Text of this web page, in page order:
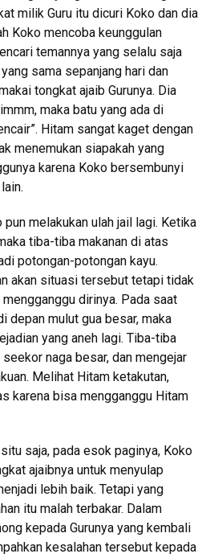
milik Guru itu dicuri Koko dan dia
Koko mencoba keunggulan
temannya yang selalu saja
sama sepanjang hari dan
tongkat ajaib Gurunya. Dia
maka batu yang ada di
Hitam sangat kaget dengan
menemukan siapakah yang
karena Koko bersembunyi
pun melakukan ulah jail lagi. Ketika
tiba-tiba makanan di atas
potongan-potongan kayu.
akan situasi tersebut tetapi tidak
dirinya. Pada saat
depan mulut gua besar, maka
yang aneh lagi. Tiba-tiba
naga besar, dan mengejar
Melihat Hitam ketakutan,
karena bisa mengganggu Hitam
saja, pada esok paginya, Koko
ajaibnya untuk menyulap
lebih baik. Tetapi yang
itu malah terbakar. Dalam
kepada Gurunya yang kembali
kesalahan tersebut kepada